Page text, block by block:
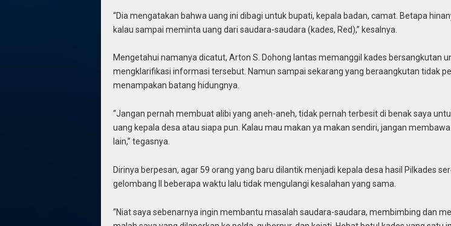
“Dia mengatakan bahwa uang ini dibagi untuk bupati, kepala badan, camat. Betapa
kalau sampai meminta uang dari saudara-saudara (kades, Red),” kesalnya.
Mengetahui namanya dicatut, Arton S. Dohong lantas memanggil kades bersangkutan
mengklarifikasi informasi tersebut. Namun sampai sekarang yang beraangkutan tidak
menampakan batang hidungnya.
“Jangan pernah membuat alibi yang aneh-aneh, tidak pernah terbesit di benak saya
uang kepala desa atau siapa pun. Kalau mau makan ya makan sendiri, jangan
lain,” tegasnya.
Dirinya berpesan, agar 59 orang yang baru dilantik menjadi kepala desa hasil Pilkades
gelombang II beberapa waktu lalu tidak mengulangi kesalahan yang sama.
“Niat saya sebenarnya ingin membantu masalah saudara-saudara, membimbing dan